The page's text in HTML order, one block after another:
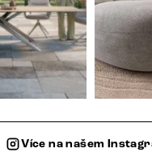
Více na našem